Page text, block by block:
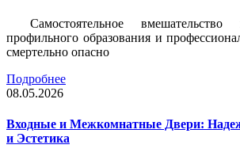
Самостоятельное
профильного образования и
смертельно опасно
Подробнее
08.05.2026
Входные и Межкомнатные Двери:
и Эстетика